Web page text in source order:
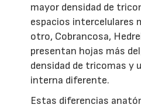
mayor densidad de
espacios intercelulares
otro, Cobrancosa,
presentan hojas más
densidad de tricomas y
interna diferente.
Estas diferencias